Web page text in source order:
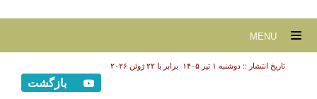
تاریخ انتشار :: دوشنبه ۱ تير ۱۴۰۵ برابر با ۲۲ ژوئن ۲۰۲۶
بازگشت